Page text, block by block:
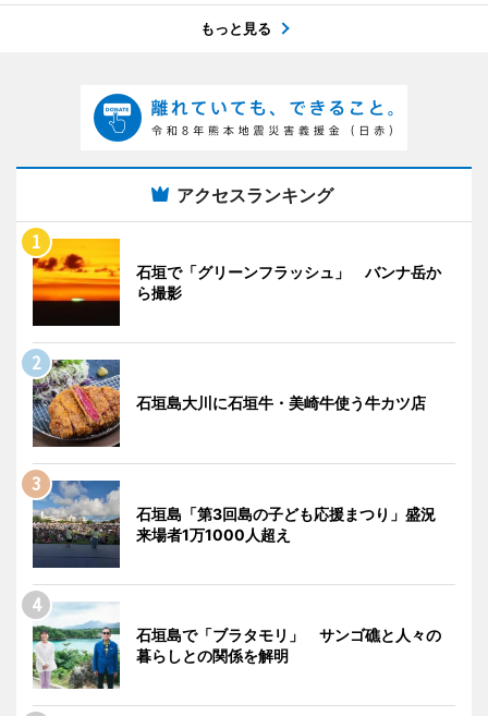
もっと見る
アクセスランキング
石垣で「グリーンフラッシュ」 バンナ岳か
ら撮影
石垣島大川に石垣牛・美崎牛使う牛カツ店
石垣島「第3回島の子ども応援まつり」盛況
来場者1万1000人超え
石垣島で「ブラタモリ」 サンゴ礁と人々の
暮らしとの関係を解明